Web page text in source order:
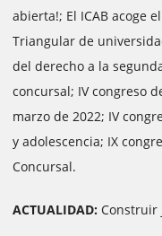
abierta!; El ICAB acoge
Triangular de
del derecho a la
concursal; IV congreso
marzo de 2022; IV
y adolescencia; IX
Concursal.
ACTUALIDAD: Construir